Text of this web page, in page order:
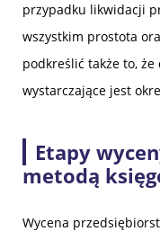
przypadku likwidacji
wszystkim prostota
podkreślić także to,
wystarczające jest
Etapy
metodą
Wycena